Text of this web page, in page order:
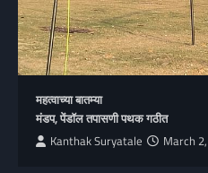
महत्वाच्या बातम्या
मंडप, पेंडॉल तपासणी पथक गठीत
Kanthak Suryatale March